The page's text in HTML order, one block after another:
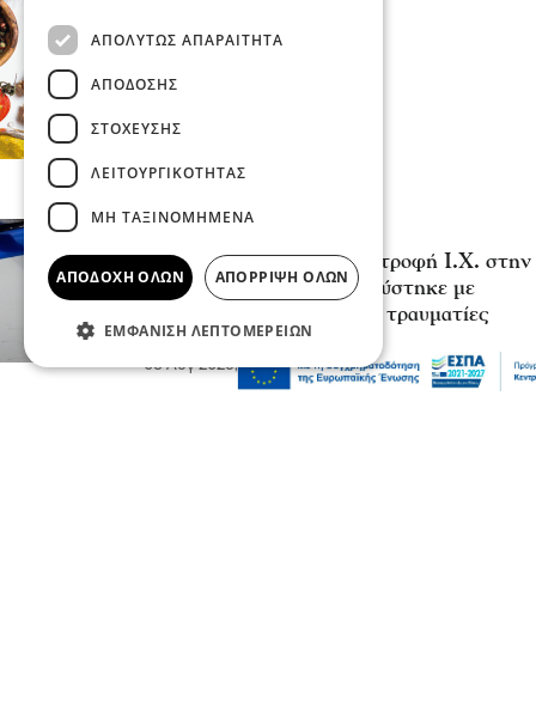
Σοβαρό τροχαίο από αναστροφή Ι.Χ. στην
Αθηνών-Σουνίου: Συγκρούστηκε με
μηχανή της ΔΙ.ΑΣ. – Δύο τραυματίες
αστυνομικοί
08 Αυγ 2026, 23:57
ΑΠΟΛΎΤΩΣ ΑΠΑΡΑΊΤΗΤΑ
ΑΠΌΔΟΣΗΣ
ΣΤΌΧΕΥΣΗΣ
ΛΕΙΤΟΥΡΓΙΚΌΤΗΤΑΣ
ΜΗ ΤΑΞΙΝΟΜΗΜΈΝΑ
ΑΠΟΔΟΧΉ ΌΛΩΝ ΑΠΌΡΡΙΨΗ ΌΛΩΝ
ΕΜΦΆΝΙΣΗ ΛΕΠΤΟΜΕΡΕΙΏΝ